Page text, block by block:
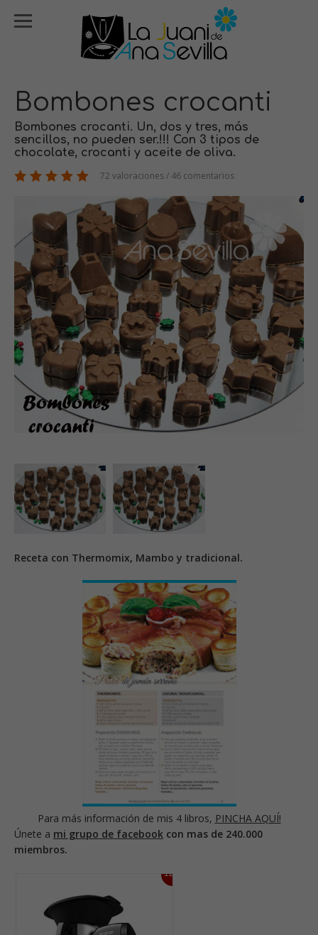
Bombones crocanti
Bombones crocanti. Un, dos y tres, más
sencillos, no pueden ser.!!! Con 3 tipos de
chocolate, crocanti y aceite de oliva.
72 valoraciones / 46 comentarios
Receta con Thermomix, Mambo y tradicional.
Para más información de mis 4 libros, PINCHA AQUÍ!
Únete a mi grupo de facebook con mas de 240.000
miembros.
12%